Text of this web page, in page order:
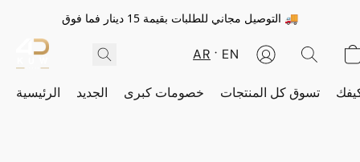
التوصيل مجاني للطلبات بقيمة 15 دينار فما فوق 🚚
AR EN
الرئيسية الجديد خصومات كبرى تسوق كل المنتجات